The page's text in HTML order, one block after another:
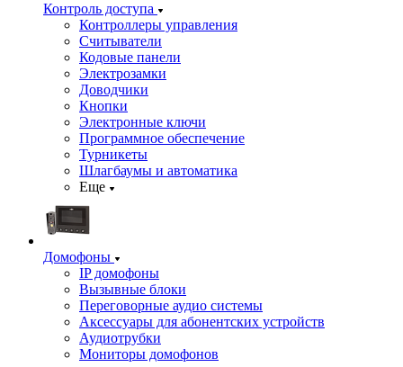
Контроль доступа
Контроллеры управления
Считыватели
Кодовые панели
Электрозамки
Доводчики
Кнопки
Электронные ключи
Программное обеспечение
Турникеты
Шлагбаумы и автоматика
Еще
Домофоны
IP домофоны
Вызывные блоки
Переговорные аудио системы
Аксессуары для абонентских устройств
Аудиотрубки
Мониторы домофонов